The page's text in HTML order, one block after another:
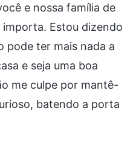
e nossa família de
importa. Estou dizendo
pode ter mais nada a
e seja uma boa
me culpe por mantê-
batendo a porta